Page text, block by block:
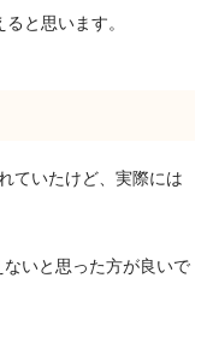
と思います。
ていたけど、実際には
ないと思った方が良いで